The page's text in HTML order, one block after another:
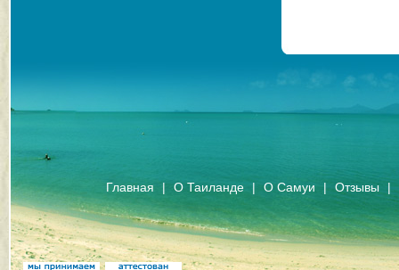
Главная | О Таиланде | О Самуи | Отзывы |